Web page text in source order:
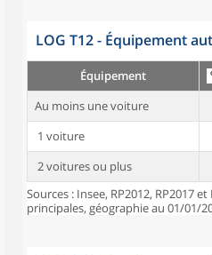
LOG T12 - Équipement
Équipement
Au moins une voiture
1 voiture
2 voitures ou plus
Sources : Insee, RP2012, RP2017
principales, géographie au 01/01/